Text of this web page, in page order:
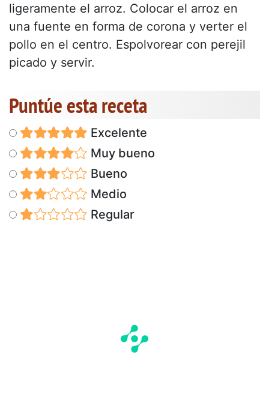
ligeramente el arroz. Colocar el arroz en
una fuente en forma de corona y verter el
pollo en el centro. Espolvorear con perejil
picado y servir.
Puntúe esta receta
Excelente
Muy bueno
Bueno
Medio
Regular